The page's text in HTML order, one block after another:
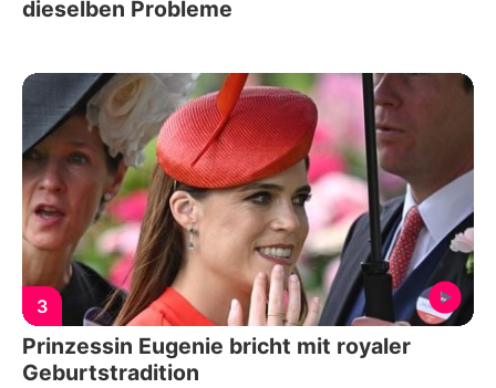
dieselben Probleme
3
Prinzessin Eugenie bricht mit royaler
Geburtstradition